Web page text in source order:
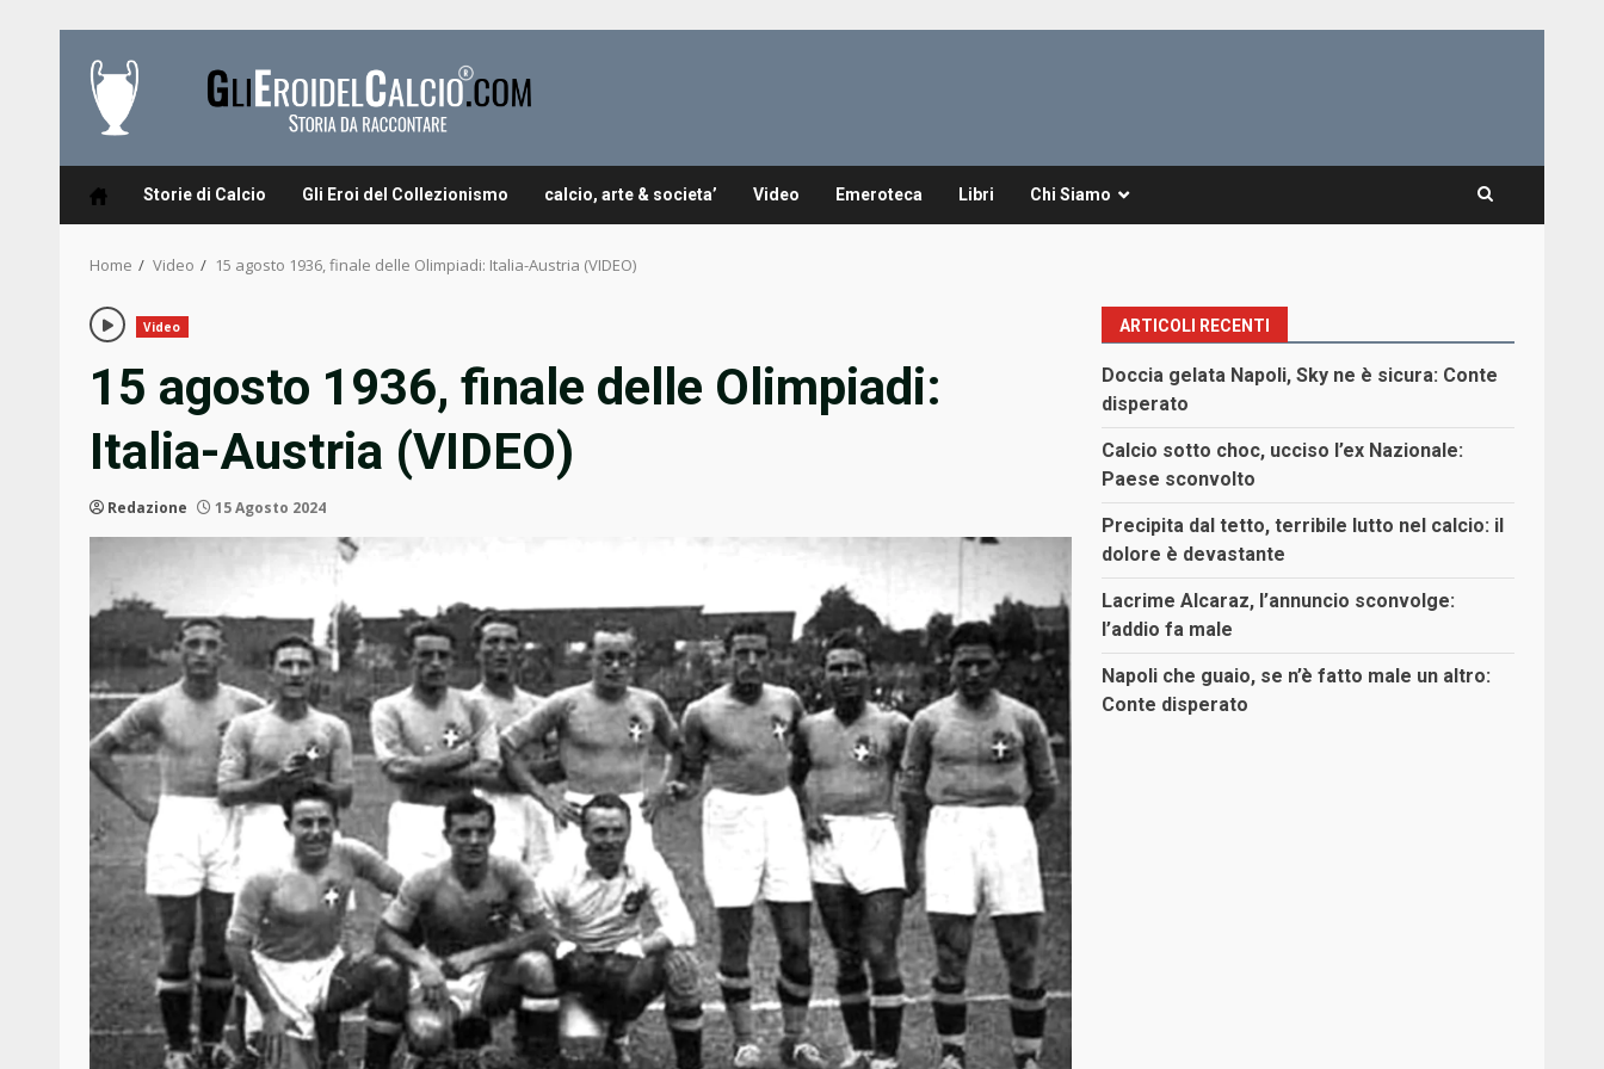
content
Storie di Calcio Gli Eroi del Collezionismo calcio, arte & societa’ Video Emeroteca Libri Chi Siamo
Home Video 15 agosto 1936, finale delle Olimpiadi: Italia-Austria (VIDEO)
Video
15 agosto 1936, finale delle Olimpiadi:
Italia-Austria (VIDEO)
Redazione 15 Agosto 2024
ARTICOLI RECENTI
Doccia gelata Napoli, Sky ne è sicura: Conte
disperato
Calcio sotto choc, ucciso l’ex Nazionale:
Paese sconvolto
Precipita dal tetto, terribile lutto nel calcio: il
dolore è devastante
Lacrime Alcaraz, l’annuncio sconvolge:
l’addio fa male
Napoli che guaio, se n’è fatto male un altro:
Conte disperato